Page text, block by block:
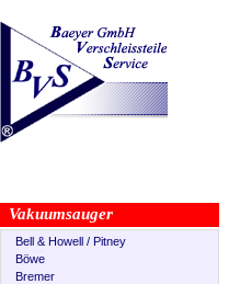
Vakuumsauger
Bell & Howell / Pitney
Böwe
Bremer